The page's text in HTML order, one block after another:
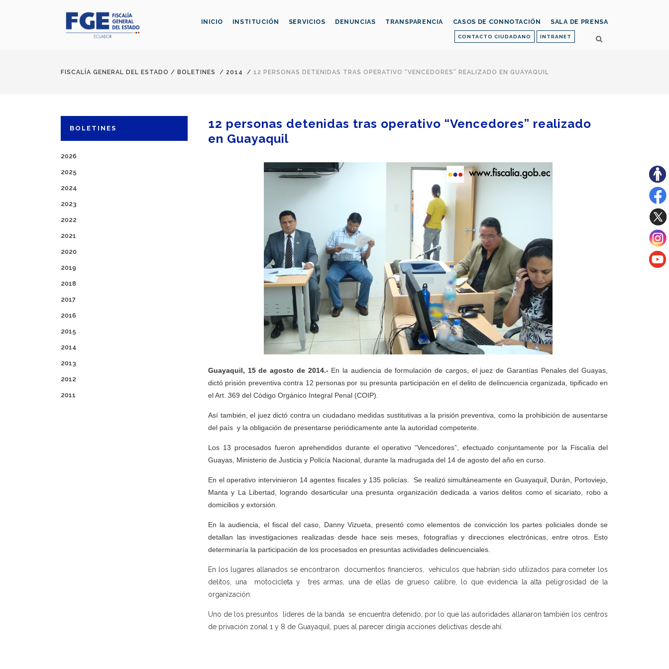
CONTACTO CIUDADANO INTRANET
INICIO INSTITUCIÓN SERVICIOS DENUNCIAS TRANSPARENCIA CASOS DE CONNOTACIÓN SALA DE PRENSA
FISCALÍA GENERAL DEL ESTADO / BOLETINES / 2014 / 12 PERSONAS DETENIDAS TRAS OPERATIVO “VENCEDORES” REALIZADO EN GUAYAQUIL
BOLETINES
2026
2025
2024
2023
2022
2021
2020
2019
2018
2017
2016
2015
2014
2013
2012
2011
12 personas detenidas tras operativo “Vencedores” realizado
en Guayaquil
Guayaquil, 15 de agosto de 2014.- En la audiencia de formulación de cargos, el juez de Garantías Penales del Guayas,
dictó prisión preventiva contra 12 personas por su presunta participación en el delito de delincuencia organizada, tipificado en
el Art. 369 del Código Orgánico Integral Penal (COIP).
Así también, el juez dictó contra un ciudadano medidas sustitutivas a la prisión preventiva, como la prohibición de ausentarse
del país y la obligación de presentarse periódicamente ante la autoridad competente.
Los 13 procesados fueron aprehendidos durante el operativo “Vencedores”, efectuado conjuntamente por la Fiscalía del
Guayas, Ministerio de Justicia y Policía Nacional, durante la madrugada del 14 de agosto del año en curso.
En el operativo intervinieron 14 agentes fiscales y 135 policías. Se realizó simultáneamente en Guayaquil, Durán, Portoviejo,
Manta y La Libertad, logrando desarticular una presunta organización dedicada a varios delitos como el sicariato, robo a
domicilios y extorsión.
En la audiencia, el fiscal del caso, Danny Vizueta, presentó como elementos de convicción los partes policiales donde se
detallan las investigaciones realizadas desde hace seis meses, fotografías y direcciones electrónicas, entre otros. Esto
determinaría la participación de los procesados en presuntas actividades delincuenciales.
En los lugares allanados se encontraron documentos financieros, vehículos que habrían sido utilizados para cometer los
delitos, una motocicleta y tres armas, una de ellas de grueso calibre, lo que evidencia la alta peligrosidad de la
organización.
Uno de los presuntos líderes de la banda se encuentra detenido, por lo que las autoridades allanaron también los centros
de privación zonal 1 y 8 de Guayaquil, pues al parecer dirigía acciones delictivas desde ahí.